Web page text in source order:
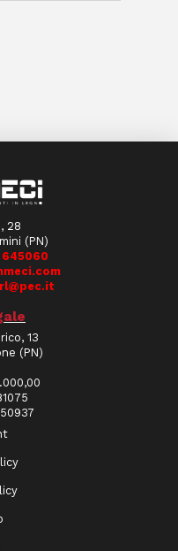
28
(PN)
13
(PN)